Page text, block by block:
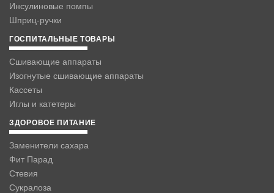
Инсулиновые помпы
Шприц-ручки
ГОСПИТАЛЬНЫЕ ТОВАРЫ
Сшивающие аппараты
Изогнутые сшивающие аппараты
Кассеты
Иглы и катетеры
ЗДОРОВОЕ ПИТАНИЕ
Заменители сахара
Фит Парад
Стевия
Сукралоза